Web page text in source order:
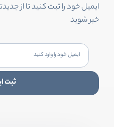
ایمیل خود را ثبت کنید تا از
خبر شوید
ثبت